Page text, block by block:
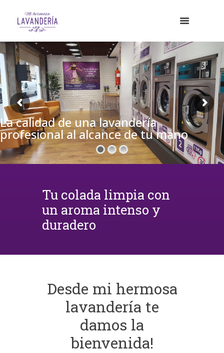
La calidad de una lavandería
profesional al alcance de tu mano
Tu colada limpia con
un aroma intenso y
duradero
Desde mi hermosa
lavandería te
damos la
bienvenida!